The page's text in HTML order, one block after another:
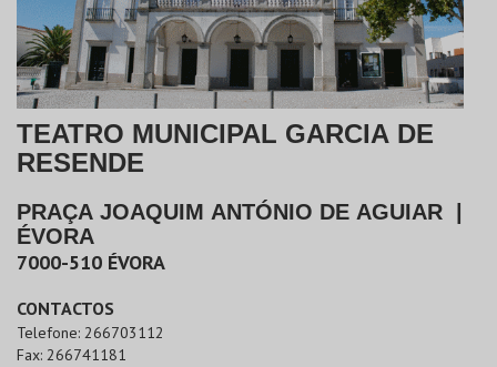
TEATRO MUNICIPAL GARCIA DE
RESENDE
PRAÇA JOAQUIM ANTÓNIO DE AGUIAR
ÉVORA
7000-510 ÉVORA
CONTACTOS
Telefone: 266703112
Fax: 266741181